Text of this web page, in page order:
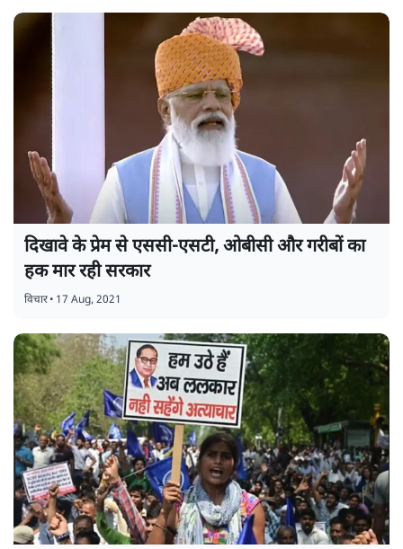
दिखावे के प्रेम से एससी-एसटी, ओबीसी और गरीबों का
हक मार रही सरकार
विचार• 17 Aug, 2021